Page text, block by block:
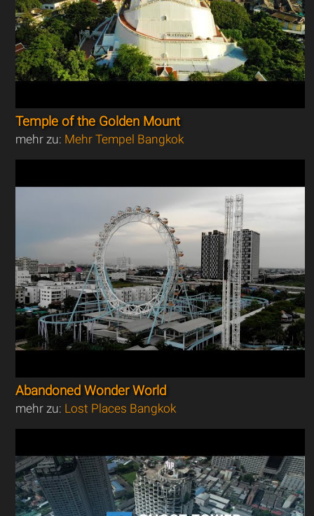
Temple of the Golden Mount
mehr zu: Mehr Tempel Bangkok
Abandoned Wonder World
mehr zu: Lost Places Bangkok